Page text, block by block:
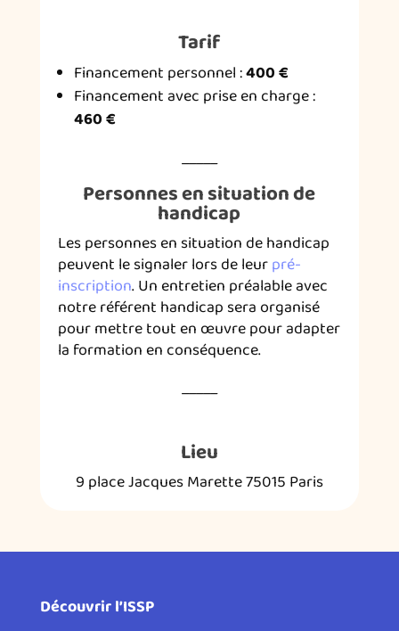
Tarif
Financement personnel :400 €
Financement avec prise en charge :
460 €
_____
Personnes en situation de
handicap
Les personnes en situation de handicap
peuvent le signaler lors de leurpré-
inscription. Un entretien préalable avec
notre référent handicap sera organisé
pour mettre tout en œuvre pour adapter
la formation en conséquence.
_____
Lieu
9 place Jacques Marette 75015 Paris
Découvrir l’ISSP